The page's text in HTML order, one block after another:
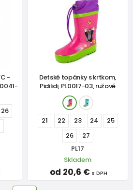
-
26
Detské topánky s krtkom,
Pidilidi, PL0017-03, ružové
21 22 23 24
25
26
27
PL17
Skladem
od 20,6 € s DPH